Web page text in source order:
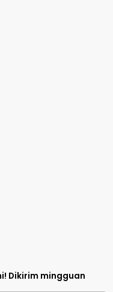
Dikirim mingguan